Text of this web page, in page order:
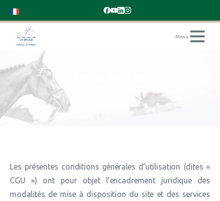
Les présentes conditions générales d’utilisation (dites «
CGU ») ont pour objet l’encadrement juridique des
modalités de mise à disposition du site et des services